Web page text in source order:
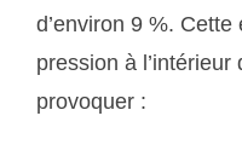
d’environ 9 %.
pression à
provoquer :